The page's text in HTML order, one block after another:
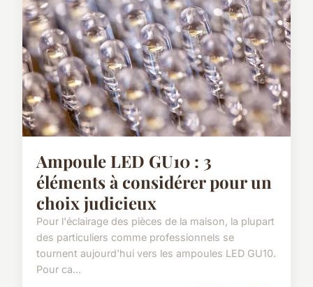
Ampoule LED GU10 : 3
éléments à considérer pour un
choix judicieux
Pour l'éclairage des pièces de la maison, la plupart
des particuliers comme professionnels se
tournent aujourd'hui vers les ampoules LED GU10.
Pour ca...